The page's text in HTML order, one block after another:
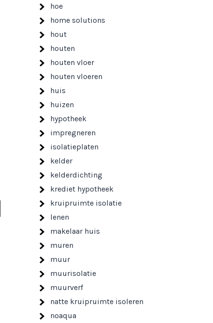
hoe
home solutions
hout
houten
houten vloer
houten vloeren
huis
huizen
hypotheek
impregneren
isolatieplaten
kelder
kelderdichting
krediet hypotheek
kruipruimte isolatie
lenen
makelaar huis
muren
muur
muurisolatie
muurverf
natte kruipruimte isoleren
noaqua